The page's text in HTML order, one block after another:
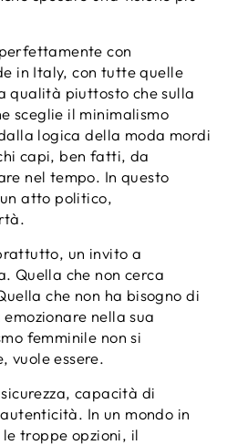
con
in Italy, con tutte quelle
qualità piuttosto che sulla
sceglie il minimalismo
logica della moda mordi
capi, ben fatti, da
nel tempo. In questo
atto politico,
un invito a
Quella che non cerca
che non ha bisogno di
nella sua
femminile non si
vuole essere.
capacità di
In un mondo in
troppe opzioni, il